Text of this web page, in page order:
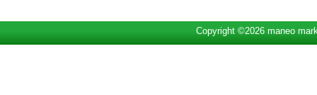
Copyright ©2026 maneo